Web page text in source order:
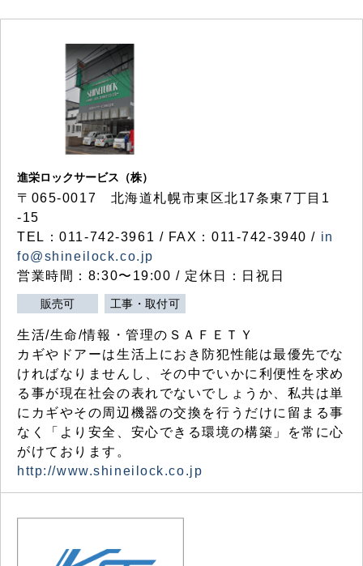
進栄ロックサービス（株）
〒065-0017 北海道札幌市東区北17条東7丁目1
-15
TEL：011-742-3961 / FAX：011-742-3940 / in
fo@shineilock.co.jp
営業時間：8:30〜19:00 / 定休日：日祝日
販売可 工事・取付可
生活/生命/情報・管理のＳＡＦＥＴＹ
カギやドアーは生活上におき防犯性能は最優先でな
ければなりませんし、その中でいかに利便性を求め
る事が現在社会の表れでないでしょうか、私共は単
にカギやその周辺機器の交換を行うだけに留まる事
なく「より安全、安心できる環境の構築」を常に心
がけております。
http://www.shineilock.co.jp